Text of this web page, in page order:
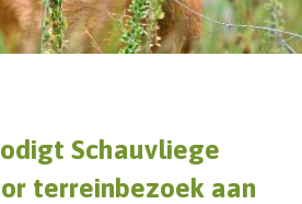
Schauvliege
terreinbezoek aan